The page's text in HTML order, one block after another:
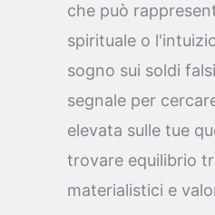
che può
spirituale o
sogno sui soldi
segnale per
elevata sulle tue
trovare equilibrio
materialistici e